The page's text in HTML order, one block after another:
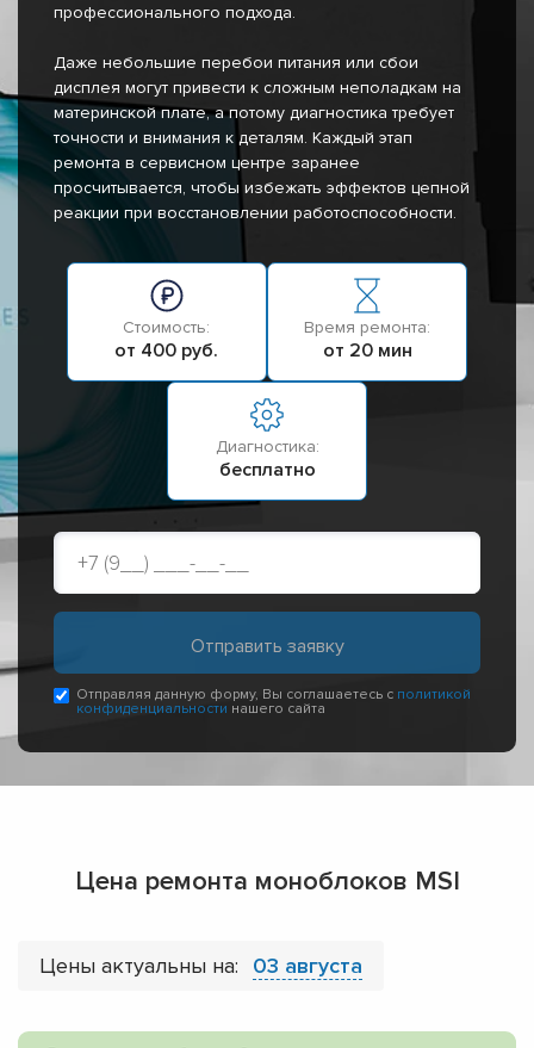
профессионального подхода.
Даже небольшие перебои питания или сбои
дисплея могут привести к сложным неполадкам на
материнской плате, а потому диагностика требует
точности и внимания к деталям. Каждый этап
ремонта в сервисном центре заранее
просчитывается, чтобы избежать эффектов цепной
реакции при восстановлении работоспособности.
Стоимость:
от 400 руб.
Время ремонта:
от 20 мин
Диагностика:
бесплатно
Отправляя данную форму, Вы соглашаетесь с политикой
конфиденциальности нашего сайта
Цена ремонта моноблоков MSI
Цены актуальны на: 03 августа